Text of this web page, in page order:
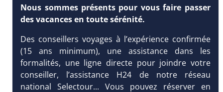
Nous sommes présents pour vous faire passer
des vacances en toute sérénité.
Des conseillers voyages à l’expérience confirmée
(15 ans minimum), une assistance dans les
formalités, une ligne directe pour joindre votre
conseiller, l’assistance H24 de notre réseau
national Selectour... Vous pouvez réserver en